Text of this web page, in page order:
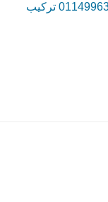
مصنع تركيب مظلات و سواتر الاختيارالاول 0114996351 تركيب